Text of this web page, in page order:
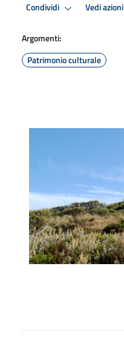
Condividi Vedi azioni
Argomenti:
Patrimonio culturale